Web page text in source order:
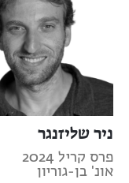
ניר שליזנגר
פרס קריל 2024
אונ' בן-גוריון